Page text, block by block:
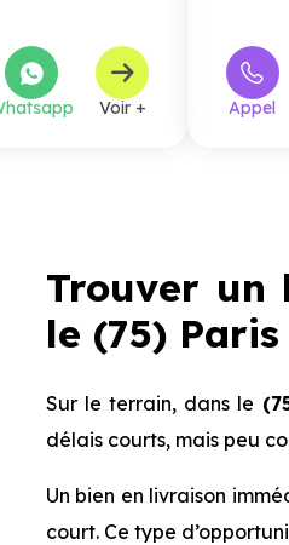
qu’une maison
logements
l’existant tout en
du neuf, avec
propices à la
privilégiés. Chaque
une salle de bain
cave individuelle,
quotidien. Une
alliant cachet,
Voir + Appel
Trouver un
le (75) Paris
Sur le terrain, dans le
délais courts, mais peu
Un bien en livraison
court. Ce type